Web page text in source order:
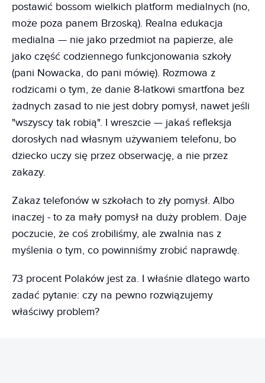
postawić bossom wielkich platform medialnych (no,
może poza panem Brzoską). Realna edukacja
medialna — nie jako przedmiot na papierze, ale
jako część codziennego funkcjonowania szkoły
(pani Nowacka, do pani mówię). Rozmowa z
rodzicami o tym, że danie 8-latkowi smartfona bez
żadnych zasad to nie jest dobry pomysł, nawet jeśli
"wszyscy tak robią". I wreszcie — jakaś refleksja
dorosłych nad własnym używaniem telefonu, bo
dziecko uczy się przez obserwację, a nie przez
zakazy.
Zakaz telefonów w szkołach to zły pomysł. Albo
inaczej - to za mały pomysł na duży problem. Daje
poczucie, że coś zrobiliśmy, ale zwalnia nas z
myślenia o tym, co powinniśmy zrobić naprawdę.
73 procent Polaków jest za. I właśnie dlatego warto
zadać pytanie: czy na pewno rozwiązujemy
właściwy problem?